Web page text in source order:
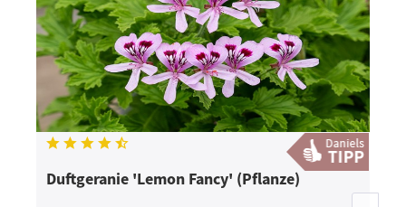
Duftgeranie 'Lemon Fancy' (Pflanze)